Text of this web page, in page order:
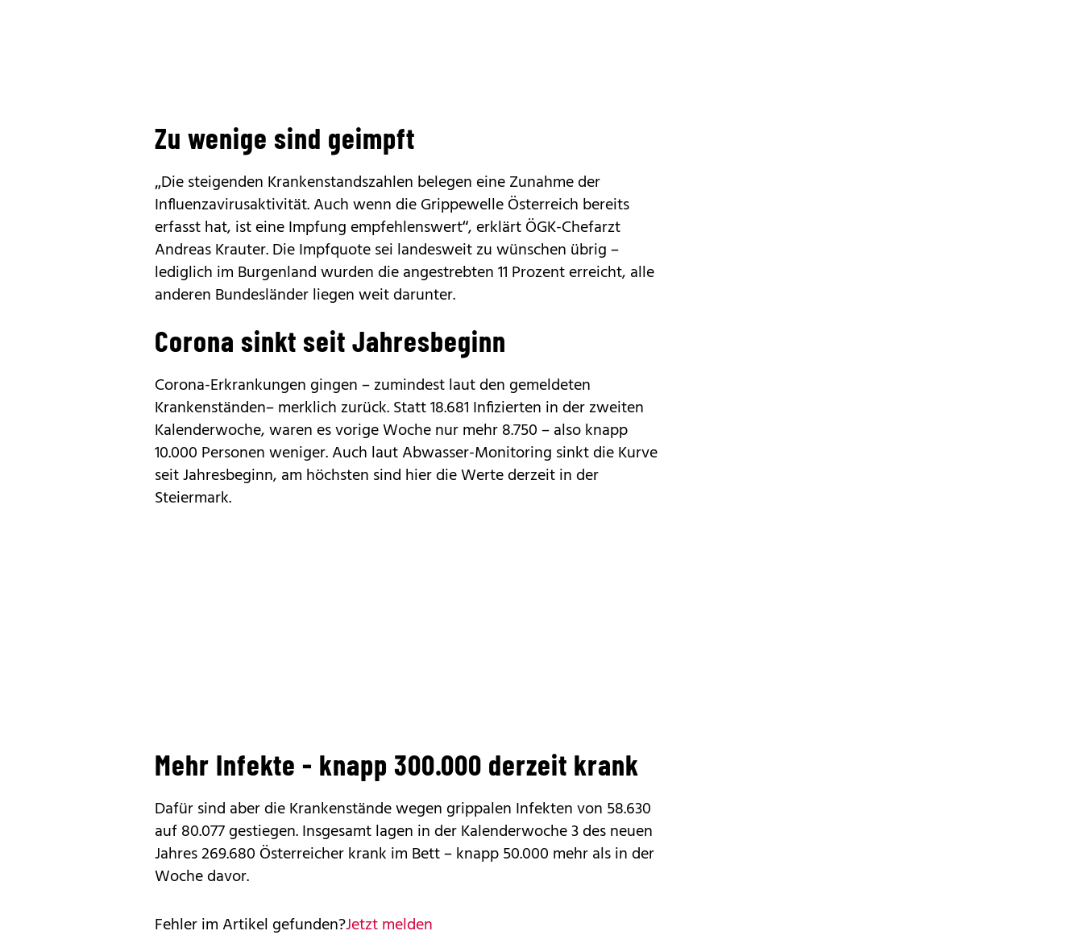
Zu wenige sind geimpft
„Die steigenden Krankenstandszahlen belegen eine Zunahme der
Influenzavirusaktivität. Auch wenn die Grippewelle Österreich bereits
erfasst hat, ist eine Impfung empfehlenswert“, erklärt ÖGK-Chefarzt
Andreas Krauter. Die Impfquote sei landesweit zu wünschen übrig –
lediglich im Burgenland wurden die angestrebten 11 Prozent erreicht, alle
anderen Bundesländer liegen weit darunter.
Corona sinkt seit Jahresbeginn
Corona-Erkrankungen gingen – zumindest laut den gemeldeten
Krankenständen– merklich zurück. Statt 18.681 Infizierten in der zweiten
Kalenderwoche, waren es vorige Woche nur mehr 8.750 – also knapp
10.000 Personen weniger. Auch laut Abwasser-Monitoring sinkt die Kurve
seit Jahresbeginn, am höchsten sind hier die Werte derzeit in der
Steiermark.
Mehr Infekte - knapp 300.000 derzeit krank
Dafür sind aber die Krankenstände wegen grippalen Infekten von 58.630
auf 80.077 gestiegen. Insgesamt lagen in der Kalenderwoche 3 des neuen
Jahres 269.680 Österreicher krank im Bett – knapp 50.000 mehr als in der
Woche davor.
Fehler im Artikel gefunden?Jetzt melden